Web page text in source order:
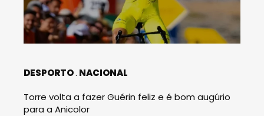
DESPORTO NACIONAL
Torre volta a fazer Guérin feliz e é bom augúrio
para a Anicolor